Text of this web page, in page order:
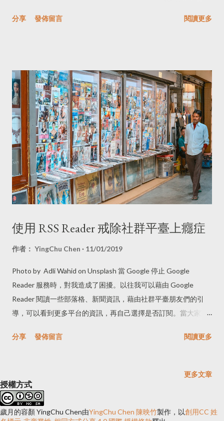
都出現在腦海裡，全球的、台灣的，還有更多事是我未注意到
行為改變的「事件」還有什麼？
分享 發佈留言 閱讀更多
使用 RSS Reader 戒除社群平臺上癮症
作者： YingChu Chen 11/01/2019
Photo by Adli Wahid on Unsplash 當 Google 停止 Google
Reader 服務時，對我造成了困擾。以往我可以藉由 Google
Reader 閱讀一些部落格、新聞資訊，藉由社群平臺朋友們的引
導，可以看到更多平台的資訊，再自己選擇是否訂閱。當大家完
使用者匯出資訊到其他平台，例如我現在使用的 Feedly 。 在使用
因如下： 提供搜尋、畫線、分類、註記等功能 可以直接在閱讀介
面上把內容寄給好友或分享至社群平臺(Facebook、LinkedIn、
Twitter...等)、Evernote、Pocket 等服務上存檔。 把介面調整成
對眼睛較舒服的顏色 身為讀者，可以專心的閱讀完整內容 不需要
分享 發佈留言 閱讀更多
更多文章
授權方式
歲月的容顏 YingChu Chen由YingChu Chen 陳映竹製作，以創用CC 姓